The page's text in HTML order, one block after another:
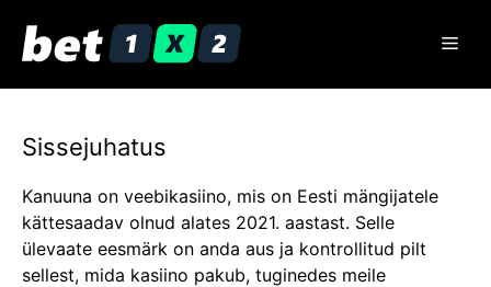
content
Sissejuhatus
Kanuuna on veebikasiino, mis on Eesti mängijatele
kättesaadav olnud alates 2021. aastast. Selle
ülevaate eesmärk on anda aus ja kontrollitud pilt
sellest, mida kasiino pakub, tuginedes meile